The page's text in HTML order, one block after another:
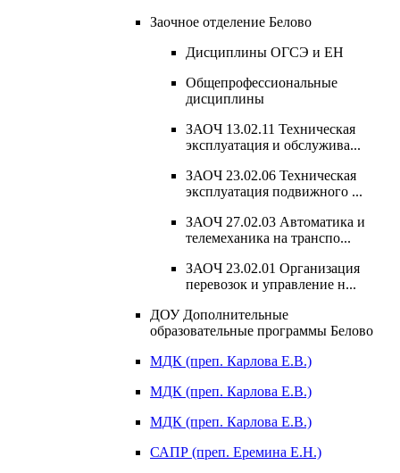
Заочное отделение Белово
Дисциплины ОГСЭ и ЕН
Общепрофессиональные
дисциплины
ЗАОЧ 13.02.11 Техническая
эксплуатация и обслужива...
ЗАОЧ 23.02.06 Техническая
эксплуатация подвижного ...
ЗАОЧ 27.02.03 Автоматика и
телемеханика на транспо...
ЗАОЧ 23.02.01 Организация
перевозок и управление н...
ДОУ Дополнительные
образовательные программы Белово
МДК (преп. Карлова Е.В.)
МДК (преп. Карлова Е.В.)
МДК (преп. Карлова Е.В.)
САПР (преп. Еремина Е.Н.)